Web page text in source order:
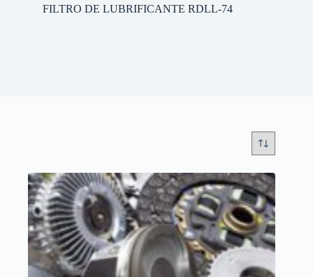
FILTRO DE LUBRIFICANTE RDLL-74